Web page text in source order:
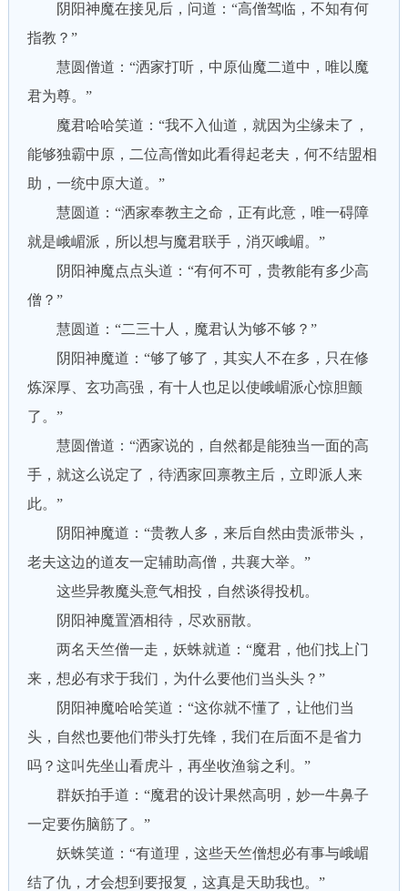
阴阳神魔在接见后，问道：“高僧驾临，不知有何
指教？”
慧圆僧道：“洒家打听，中原仙魔二道中，唯以魔
君为尊。”
魔君哈哈笑道：“我不入仙道，就因为尘缘未了，
能够独霸中原，二位高僧如此看得起老夫，何不结盟相
助，一统中原大道。”
慧圆道：“洒家奉教主之命，正有此意，唯一碍障
就是峨嵋派，所以想与魔君联手，消灭峨嵋。”
阴阳神魔点点头道：“有何不可，贵教能有多少高
僧？”
慧圆道：“二三十人，魔君认为够不够？”
阴阳神魔道：“够了够了，其实人不在多，只在修
炼深厚、玄功高强，有十人也足以使峨嵋派心惊胆颤
了。”
慧圆僧道：“洒家说的，自然都是能独当一面的高
手，就这么说定了，待洒家回禀教主后，立即派人来
此。”
阴阳神魔道：“贵教人多，来后自然由贵派带头，
老夫这边的道友一定辅助高僧，共襄大举。”
这些异教魔头意气相投，自然谈得投机。
阴阳神魔置酒相待，尽欢丽散。
两名天竺僧一走，妖蛛就道：“魔君，他们找上门
来，想必有求于我们，为什么要他们当头头？”
阴阳神魔哈哈笑道：“这你就不懂了，让他们当
头，自然也要他们带头打先锋，我们在后面不是省力
吗？这叫先坐山看虎斗，再坐收渔翁之利。”
群妖拍手道：“魔君的设计果然高明，妙一牛鼻子
一定要伤脑筋了。”
妖蛛笑道：“有道理，这些天竺僧想必有事与峨嵋
结了仇，才会想到要报复，这真是天助我也。”